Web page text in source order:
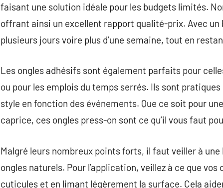
faisant une solution idéale pour les budgets limités.
offrant ainsi un excellent rapport qualité-prix. Avec
plusieurs jours voire plus d’une semaine, tout en
Les ongles adhésifs sont également parfaits pour
ou pour les emplois du temps serrés. Ils sont
style en fonction des événements. Que ce soit pour
caprice, ces ongles press-on sont ce qu’il vous faut
Malgré leurs nombreux points forts, il faut veiller à
ongles naturels. Pour l’application, veillez à ce que
cuticules et en limant légèrement la surface. Cela